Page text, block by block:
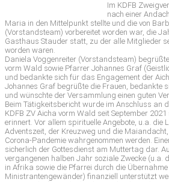
Im KDFB
nach einer
Maria in den Mittelpunkt stellte und die von
(Vorstandsteam) vorbereitet worden war, die
Gasthaus Stauder statt, zu der alle Mitglieder
worden waren.
Daniela Voggenreiter (Vorstandsteam)
vorm Wald sowie Pfarrer Johannes Graf
und bedankte sich für das Engagement der
Johannes Graf begrüßte die Frauen, bedankte
und wünschte der Versammlung einen guten
Beim Tätigkeitsbericht wurde im Anschluss an
KDFB ZV Aicha vorm Wald seit September
erinnert. Vor allem spirituelle Angebote, u.a. die
Adventszeit, der Kreuzweg und die
Corona-Pandemie wahrgenommen werden.
sicherlich der Gottesdienst am Muttertag dar.
vergangenen halben Jahr soziale Zwecke (u.a.
in Afrika sowie die Pfarrei durch die Übernahme
Ministrantengewänder) finanziell unterstützt